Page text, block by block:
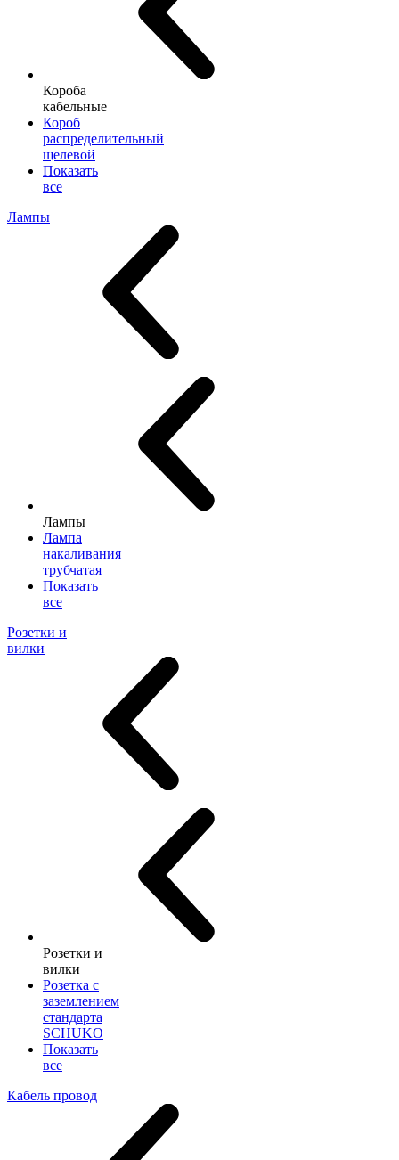
Короба
кабельные
Короб
распределительный
щелевой
Показать
все
Лампы
Лампы
Лампа
накаливания
трубчатая
Показать
все
Розетки и
вилки
Розетки и
вилки
Розетка с
заземлением
стандарта
SCHUKO
Показать
все
Кабель провод